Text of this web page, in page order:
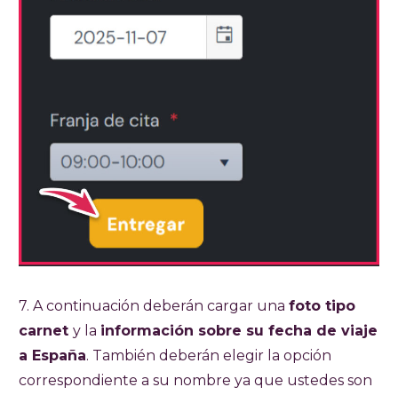
7. A continuación deberán cargar una foto tipo
carnet y la información sobre su fecha de viaje
a España. También deberán elegir la opción
correspondiente a su nombre ya que ustedes son